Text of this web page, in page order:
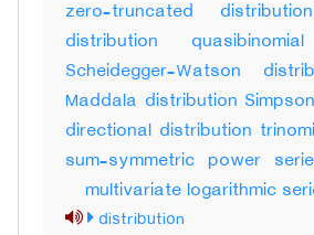
zero-truncated
distribution
Scheidegger-Watson
Maddala distribution
directional distribution
sum-symmetric power
multivariate logarithmic
distribution